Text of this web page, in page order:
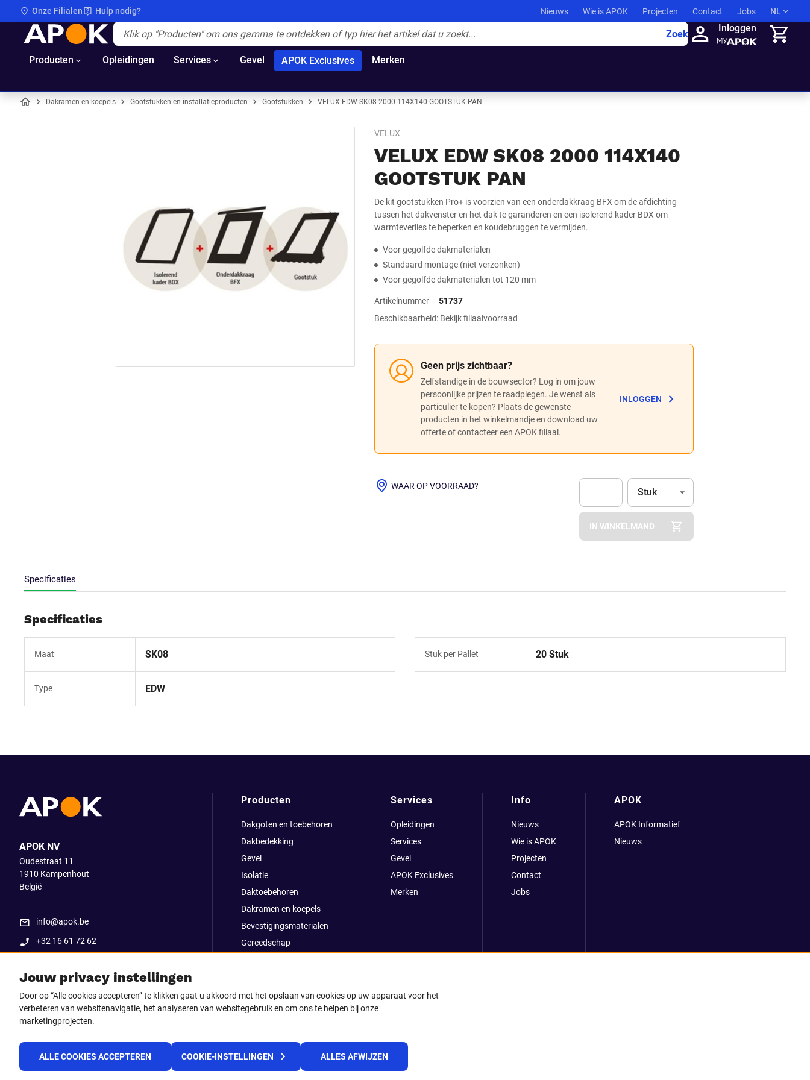
Onze Filialen Hulp nodig? Nieuws Wie is APOK Projecten Contact Jobs NL
APOK Zoek
Inloggen
Producten Opleidingen Services Gevel APOK Exclusives Merken
Dakramen en koepels Gootstukken en installatieproducten Gootstukken VELUX EDW SK08 2000 114X140 GOOTSTUK PAN
VELUX
VELUX EDW SK08 2000 114X140
GOOTSTUK PAN
De kit gootstukken Pro+ is voorzien van een onderdakkraag BFX om de afdichting
tussen het dakvenster en het dak te garanderen en een isolerend kader BDX om
warmteverlies te beperken en koudebruggen te vermijden.
Voor gegolfde dakmaterialen
Standaard montage (niet verzonken)
Voor gegolfde dakmaterialen tot 120 mm
Artikelnummer
51737
Beschikbaarheid: Bekijk filiaalvoorraad
Geen prijs zichtbaar?
Zelfstandige in de bouwsector? Log in om jouw
persoonlijke prijzen te raadplegen. Je wenst als
particulier te kopen? Plaats de gewenste
producten in het winkelmandje en download uw
offerte of contacteer een APOK filiaal.
INLOGGEN
WAAR OP VOORRAAD?
Apok.Product.Detail.AddToCart.Quantity
Eenheid (Optioneel)
Stuk
IN WINKELMAND
Specificaties
Specificaties
Maat SK08
Type EDW
Stuk per Pallet 20 Stuk
Jouw privacy instellingen
Door op “Alle cookies accepteren” te klikken gaat u akkoord met het opslaan van cookies op uw apparaat voor het
verbeteren van websitenavigatie, het analyseren van websitegebruik en om ons te helpen bij onze
marketingprojecten.
ALLE COOKIES ACCEPTEREN COOKIE-INSTELLINGEN ALLES AFWIJZEN
APOK NV
Oudestraat 11
1910 Kampenhout
België
info@apok.be
+32 16 61 72 62
Producten
Dakgoten en toebehoren
Dakbedekking
Gevel
Isolatie
Daktoebehoren
Dakramen en koepels
Bevestigingsmaterialen
Gereedschap
Go Strong
Services
Opleidingen
Services
Gevel
APOK Exclusives
Merken
Info
Nieuws
Wie is APOK
Projecten
Contact
Jobs
APOK
APOK Informatief
Nieuws
Volg ons op